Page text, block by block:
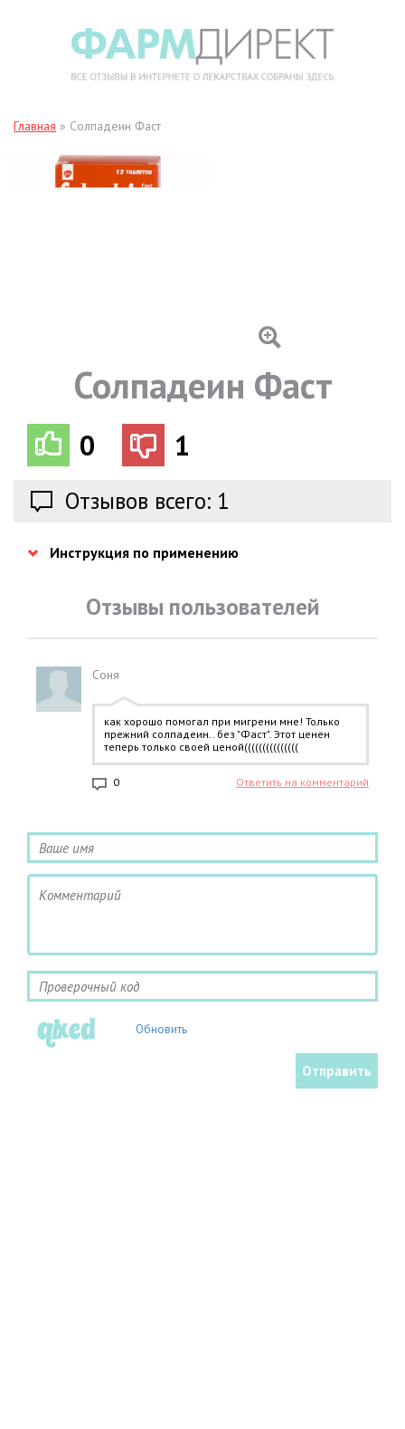
Главная » Солпадеин Фаст
Солпадеин Фаст
0 1
Отзывов всего: 1
Инструкция по применению
Отзывы пользователей
Соня
как хорошо помогал при мигрени мне! Только
прежний солпадеин.. без "Фаст". Этот ценен
теперь только своей ценой(((((((((((((((
0 Ответить на комментарий
Обновить